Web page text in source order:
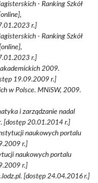
- Ranking Szkół
r.]
- Ranking Szkół
r.]
2009.
19.09.2009 r.]
w Polsce. MNiSW, 2009.
i zarządzanie nadal
[dostęp 20.01.2014 r.]
naukowych portalu
r.]
naukowych portalu
r.]
[dostęp 24.04.2016 r.]